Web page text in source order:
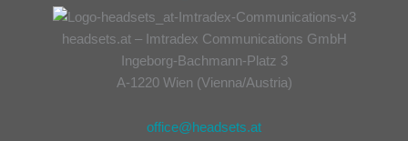
headsets.at – Imtradex Communications GmbH
Ingeborg-Bachmann-Platz 3
A-1220 Wien (Vienna/Austria)
office@headsets.at